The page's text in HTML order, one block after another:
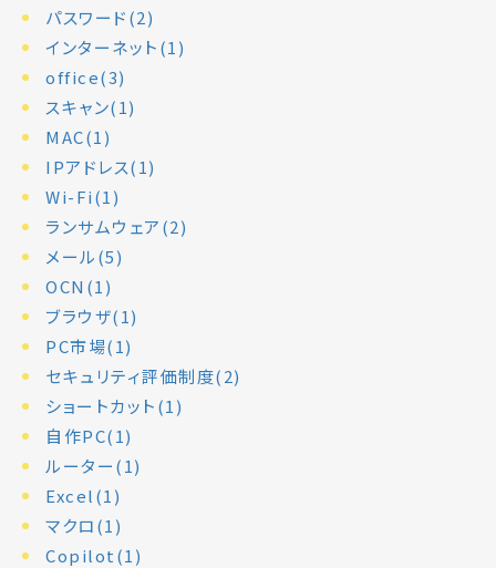
パスワード(2)
インターネット(1)
office(3)
スキャン(1)
MAC(1)
IPアドレス(1)
Wi-Fi(1)
ランサムウェア(2)
メール(5)
OCN(1)
ブラウザ(1)
PC市場(1)
セキュリティ評価制度(2)
ショートカット(1)
自作PC(1)
ルーター(1)
Excel(1)
マクロ(1)
Copilot(1)